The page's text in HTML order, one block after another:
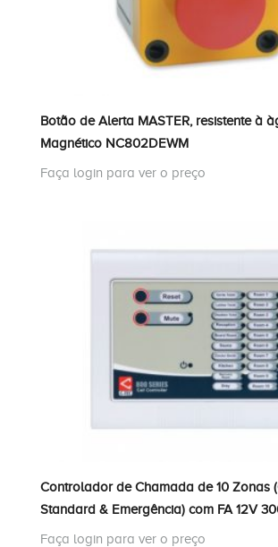
Botão de Alerta MASTER, resistente à
Magnético NC802DEWM
Faça login para ver o preço
Controlador de Chamada de 10 Zonas
Standard & Emergência) com FA 12V
Faça login para ver o preço